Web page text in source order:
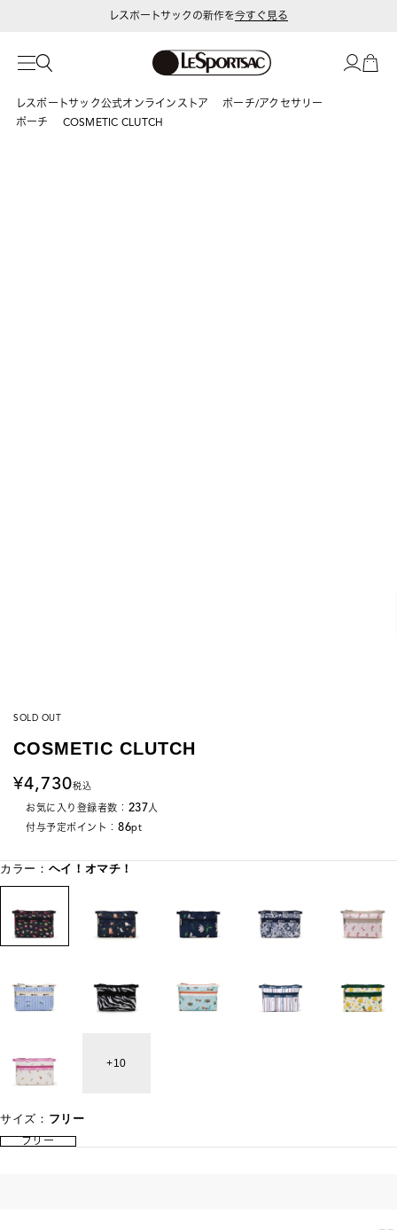
レスポートサックの新作を今すぐ見る
レスポートサック公式オンラインストア
ポーチ/アクセサリー
ポーチ
COSMETIC CLUTCH
SOLD OUT
COSMETIC CLUTCH
4,730税込
お気に入り登録者数： 237人
付与予定ポイント： 86pt
カラー： ヘイ！オマチ！
10
サイズ： フリー
フリー